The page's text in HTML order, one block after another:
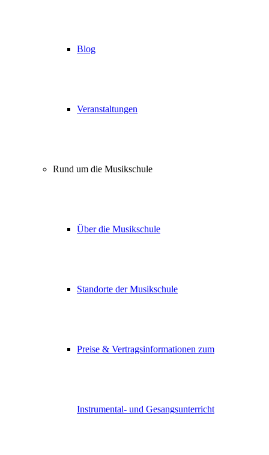
Blog
Veranstaltungen
Rund um die Musikschule
Über die Musikschule
Standorte der Musikschule
Preise & Vertragsinformationen zum
Instrumental- und Gesangsunterricht